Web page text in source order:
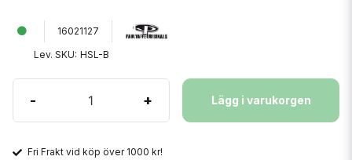
16021127
Lev. SKU: HSL-B
- + Lägg i varukorgen
Fri Frakt vid köp över 1000 kr!